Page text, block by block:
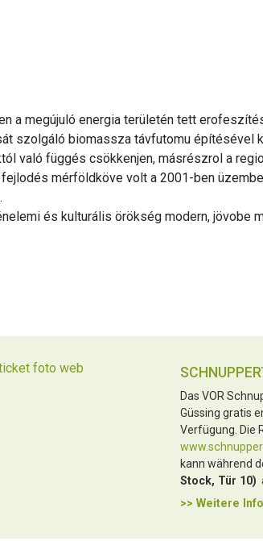
a megújuló energia területén tett
szolgáló biomassza távfutomu
való függés csökkenjen, másrészrol a
mérföldköve volt a 2001-ben
és kulturális örökség modern, jövobe
Das VOR
Güssing gratis
Verfügung. Die
kann während
Stock, Tür 10)
>> Weitere